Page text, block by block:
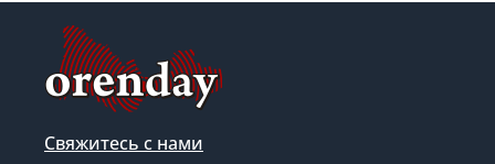
Свяжитесь с нами